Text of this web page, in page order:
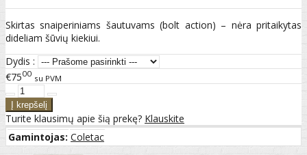
Skirtas snaiperiniams šautuvams (bolt action) – nėra pritaikytas
dideliam šūvių kiekiui.
Dydis :
€7500 su PVM
Turite klausimų apie šią prekę? Klauskite
Gamintojas: Coletac